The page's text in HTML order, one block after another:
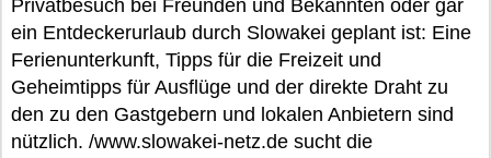
Privatbesuch bei Freunden und Bekannten oder gar
ein Entdeckerurlaub durch Slowakei geplant ist: Eine
Ferienunterkunft, Tipps für die Freizeit und
Geheimtipps für Ausflüge und der direkte Draht zu
den zu den Gastgebern und lokalen Anbietern sind
nützlich. /www.slowakei-netz.de sucht die